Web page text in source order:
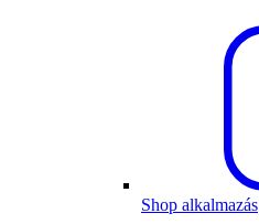
Shop alkalmazás